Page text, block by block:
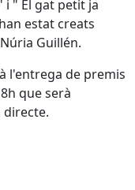
i " El gat petit ja
estat creats
Guillén.
l'entrega de premis
que serà
directe.